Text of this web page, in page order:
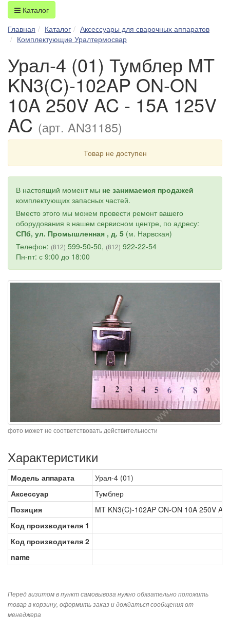
Каталог
Главная
Каталог
Аксессуары для сварочных аппаратов
Комплектующие Уралтермосвар
Урал-4 (01) Тумблер MT
KN3(C)-102AP ON-ON
10A 250V AC - 15A 125V
AC (арт. AN31185)
Товар не доступен
В настоящий момент мы не занимаемся продажей
комплектующих запасных частей.
Вместо этого мы можем провести ремонт вашего
оборудования в нашем сервисном центре, по адресу:
СПб, ул. Промышленная , д. 5 (м. Нарвская)
Телефон: (812) 599-50-50, (812) 922-22-54
Пн-пт: с 9:00 до 18:00
фото может не соответствовать действительности
Характеристики
Модель аппарата
Урал-4 (01)
Аксессуар
Тумблер
Позиция
MT KN3(C)-102AP ON-ON 10A 250V
Код производителя 1
Код производителя 2
name
Перед визитом в пункт самовывоза нужно обязательно положить
товар в корзину, оформить заказ и дождаться сообщения от
менеджера